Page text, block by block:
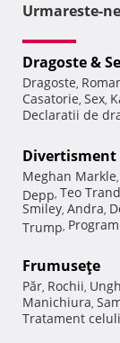
Urmareste-
Dragoste &
Dragoste,
Casatorie, Sex,
Declaratii de
Divertisment
Meghan Markle,
Depp, Teo
Smiley, Andra,
Trump,
Frumuseţe
Păr, Rochii,
Manichiura,
Tratament